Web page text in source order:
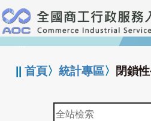
跳
到
主
要
:::
||首頁〉統計專區〉 閉鎖
全